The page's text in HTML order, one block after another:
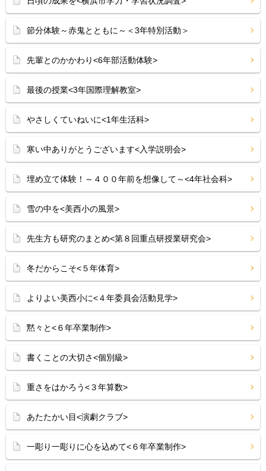
節分体験～赤鬼とともに～＜3年特別活動＞
先輩とのかかわり<6年部活動体験>
最後の授業<3年国際理解教室>
やさしくていねいに<1年生活科>
寒い中ありがとうございます<入学説明会>
埋め立て体験！～４００年前を想像して～<4年社会科>
雪の中を<美西小の風景>
先生方も研究のまとめ<第８回重点研授業研究会>
冬だからこそ<５年体育>
よりよい美西小に<４年委員会活動見学>
黙々と<６年卒業制作>
書くことの大切さ<個別級>
重さをはかろう<３年算数>
あたたかい目<演劇クラブ>
一彫り一彫りに心を込めて<６年卒業制作>